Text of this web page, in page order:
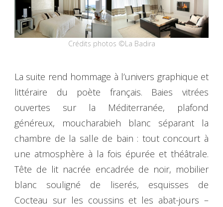
Crédits photos ©La Badira
La suite rend hommage à l’univers graphique et
littéraire du poète français. Baies vitrées
ouvertes sur la Méditerranée, plafond
généreux, moucharabieh blanc séparant la
chambre de la salle de bain : tout concourt à
une atmosphère à la fois épurée et théâtrale.
Tête de lit nacrée encadrée de noir, mobilier
blanc souligné de liserés, esquisses de
Cocteau sur les coussins et les abat-jours –